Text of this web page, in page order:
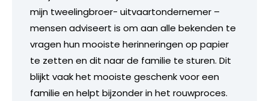
mijn tweelingbroer- uitvaartondernemer –
mensen adviseert is om aan alle bekenden te
vragen hun mooiste herinneringen op papier
te zetten en dit naar de familie te sturen. Dit
blijkt vaak het mooiste geschenk voor een
familie en helpt bijzonder in het rouwproces.